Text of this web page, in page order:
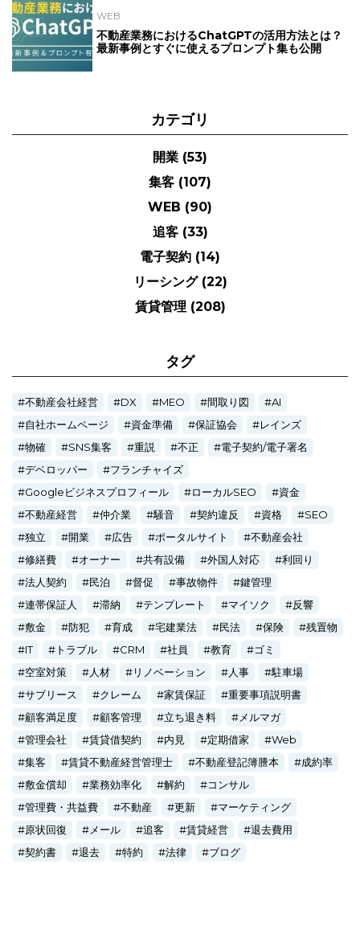
WEB
不動産業務におけるChatGPTの活用方法とは？
最新事例とすぐに使えるプロンプト集も公開
カテゴリ
開業 (53)
集客 (107)
WEB (90)
追客 (33)
電子契約 (14)
リーシング (22)
賃貸管理 (208)
タグ
不動産会社経営 DX MEO 間取り図
AI
自社ホームページ
資金準備 保証協会
レインズ
物確
SNS集客 重説 不正
電子契約/電子署名
デベロッパー
フランチャイズ
Googleビジネスプロフィール
ローカルSEO
資金
不動産経営
仲介業 騒音 契約違反 資格
SEO
独立
開業 広告 ポータルサイト
不動産会社
修繕費
オーナー 共有設備 外国人対応
利回り
法人契約
民泊 督促 事故物件
鍵管理
連帯保証人
滞納 テンプレート マイソク
反響
敷金
防犯 育成 宅建業法 民法 保険
残置物
IT
トラブル CRM 社員 教育
ゴミ
空室対策
人材 リノベーション 人事
駐車場
サブリース
クレーム 家賃保証
重要事項説明書
顧客満足度
顧客管理 立ち退き料
メルマガ
管理会社
賃貸借契約 内見 定期借家
Web
集客
賃貸不動産経営管理士 不動産登記簿謄本
成約率
敷金償却
業務効率化 解約
コンサル
管理費・共益費
不動産 更新
マーケティング
原状回復
メール 追客 賃貸経営
退去費用
契約書
退去 特約 法律 ブログ